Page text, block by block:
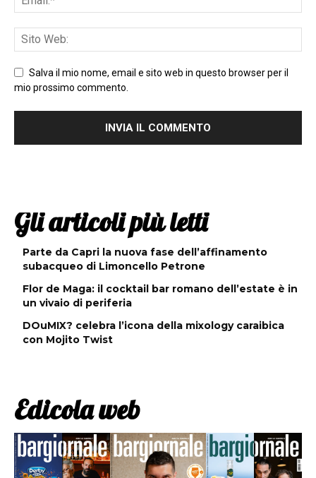
Salva il mio nome, email e sito web in questo browser per il
mio prossimo commento.
Gli articoli più letti
Parte da Capri la nuova fase dell’affinamento
subacqueo di Limoncello Petrone
Flor de Maga: il cocktail bar romano dell’estate è in
un vivaio di periferia
DOuMIX? celebra l’icona della mixology caraibica
con Mojito Twist
Edicola web